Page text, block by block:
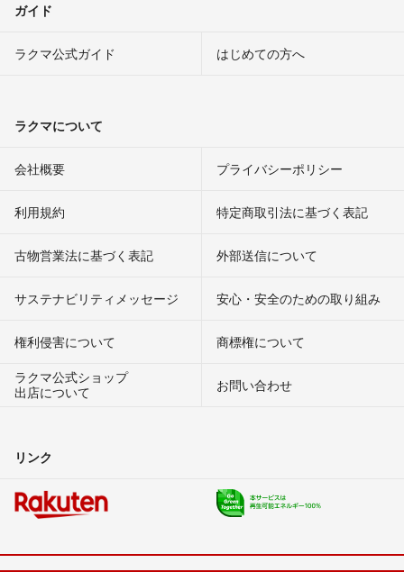
ガイド
ラクマ公式ガイド はじめての方へ
ラクマについて
会社概要 プライバシーポリシー
利用規約 特定商取引法に基づく表記
古物営業法に基づく表記 外部送信について
サステナビリティメッセージ 安心・安全のための取り組み
権利侵害について
商標権について
ラクマ公式ショップ
出店について
お問い合わせ
リンク